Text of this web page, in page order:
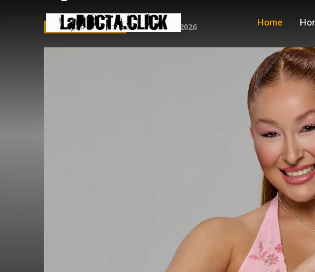
Home
ENTRETENIMIENTO agosto 5, 2026